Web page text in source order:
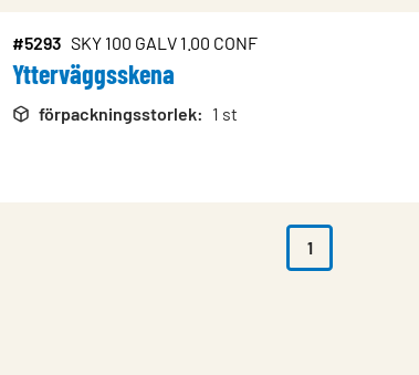
#5293 SKY 100 GALV 1.00 CONF
Ytterväggsskena
förpackningsstorlek: 1 st
1